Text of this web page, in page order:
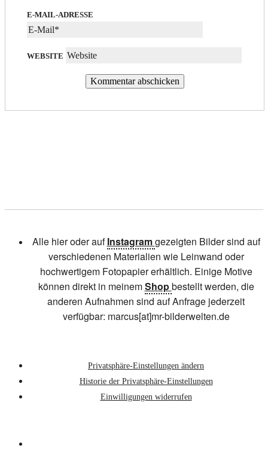
E-MAIL-ADRESSE
WEBSITE
Alle hier oder aufInstagramgezeigten Bilder sind auf
verschiedenen Materialien wie Leinwand oder
hochwertigem Fotopapier erhältlich. Einige Motive
können direkt in meinemShopbestellt werden, die
anderen Aufnahmen sind auf Anfrage jederzeit
verfügbar: marcus[at]mr-bilderwelten.de
Privatsphäre-Einstellungen ändern
Historie der Privatsphäre-Einstellungen
Einwilligungen widerrufen